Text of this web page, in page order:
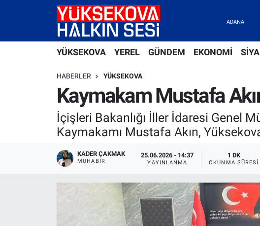
YÜKSEKOVA YEREL GÜNDEM EKONOMİ
HABERLER YÜKSEKOVA
Kaymakam Mustafa
İçişleri Bakanlığı İller İdaresi Genel
Kaymakamı Mustafa Akın,
KADER ÇAKMAK
MUHABİR
25.06.2026 - 14:37
YAYINLANMA
1 DK
OKUNMA SÜRESI
Yüksekova Nöbetçi Eczaneler
Yüksekova Trafik Yoğunluk Haritası
Süper Lig Puan Durumu ve Fikstür
Tüm Manşetler
Son Dakika Haberleri